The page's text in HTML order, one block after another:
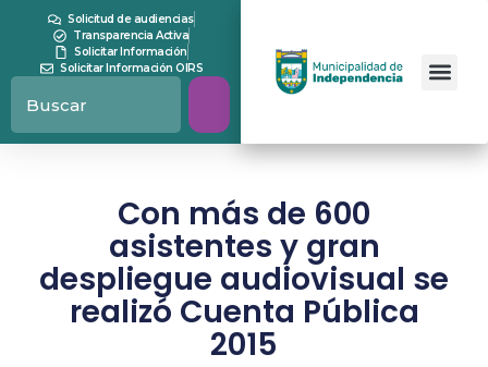
Solicitud de audiencias
Transparencia Activa
Solicitar Información
Solicitar Información OIRS
Con más de 600
asistentes y gran
despliegue audiovisual se
realizó Cuenta Pública
2015